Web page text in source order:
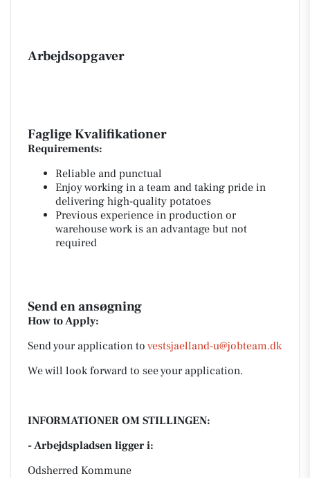
Arbejdsopgaver
Faglige Kvalifikationer
Requirements:
Reliable and punctual
Enjoy working in a team and taking pride in
delivering high-quality potatoes
Previous experience in production or
warehouse work is an advantage but not
required
Send en ansøgning
How to Apply:
Send your application to vestsjaelland-u@jobteam.dk
We will look forward to see your application.
INFORMATIONER OM STILLINGEN:
- Arbejdspladsen ligger i:
Odsherred Kommune